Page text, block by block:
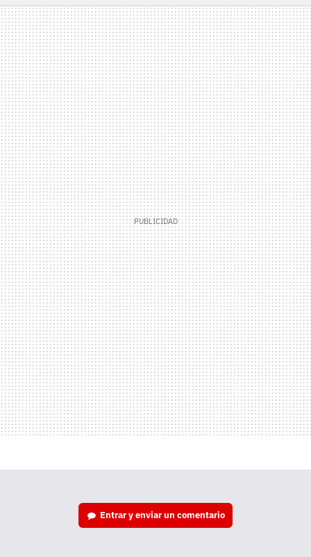
FacebookTwitterFlipboard
E-
mail
Whatsapp
Entrar y enviar un comentario